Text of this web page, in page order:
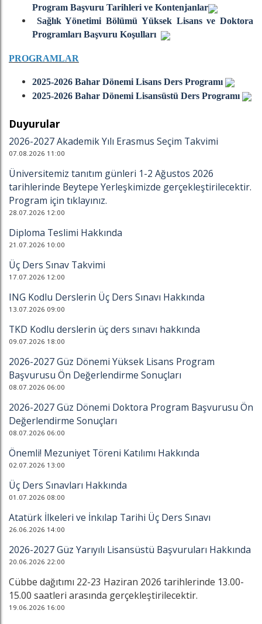
Program Başvuru Tarihleri ve Kontenjanlar
Sağlık Yönetimi Bölümü Yüksek Lisans ve Doktora
Programları Başvuru Koşulları
PROGRAMLAR
2025-2026 Bahar Dönemi Lisans Ders Programı
2025-2026 Bahar Dönemi Lisansüstü Ders Programı
Duyurular
2026-2027 Akademik Yılı Erasmus Seçim Takvimi
07.08.2026 11:00
Üniversitemiz tanıtım günleri 1-2 Ağustos 2026
tarihlerinde Beytepe Yerleşkimizde gerçekleştirilecektir.
Program için tıklayınız.
28.07.2026 12:00
Diploma Teslimi Hakkında
21.07.2026 10:00
Üç Ders Sınav Takvimi
17.07.2026 12:00
ING Kodlu Derslerin Üç Ders Sınavı Hakkında
13.07.2026 09:00
TKD Kodlu derslerin üç ders sınavı hakkında
09.07.2026 18:00
2026-2027 Güz Dönemi Yüksek Lisans Program
Başvurusu Ön Değerlendirme Sonuçları
08.07.2026 06:00
2026-2027 Güz Dönemi Doktora Program Başvurusu Ön
Değerlendirme Sonuçları
08.07.2026 06:00
Önemli! Mezuniyet Töreni Katılımı Hakkında
02.07.2026 13:00
Üç Ders Sınavları Hakkında
01.07.2026 08:00
Atatürk İlkeleri ve İnkılap Tarihi Üç Ders Sınavı
26.06.2026 14:00
2026-2027 Güz Yarıyılı Lisansüstü Başvuruları Hakkında
20.06.2026 22:00
Cübbe dağıtımı 22-23 Haziran 2026 tarihlerinde 13.00-
15.00 saatleri arasında gerçekleştirilecektir.
19.06.2026 16:00